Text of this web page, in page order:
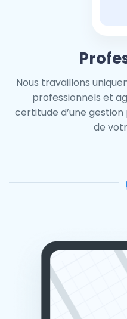
Nous travaillons
professionnels et
certitude d’une
de